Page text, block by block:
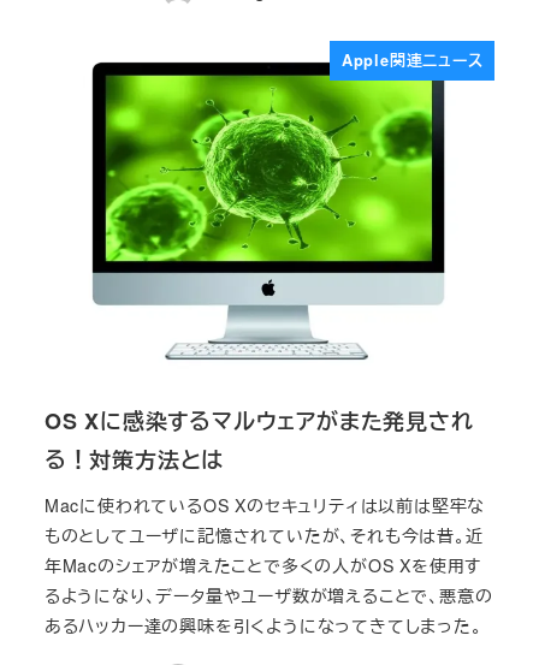
Apple関連ニュース
OS Xに感染するマルウェアがまた発見され
る！対策方法とは
Macに使われているOS Xのセキュリティは以前は堅牢な
ものとしてユーザに記憶されていたが、それも今は昔。近
年Macのシェアが増えたことで多くの人がOS Xを使用す
るようになり、データ量やユーザ数が増えることで、悪意の
あるハッカー達の興味を引くようになってきてしまった。